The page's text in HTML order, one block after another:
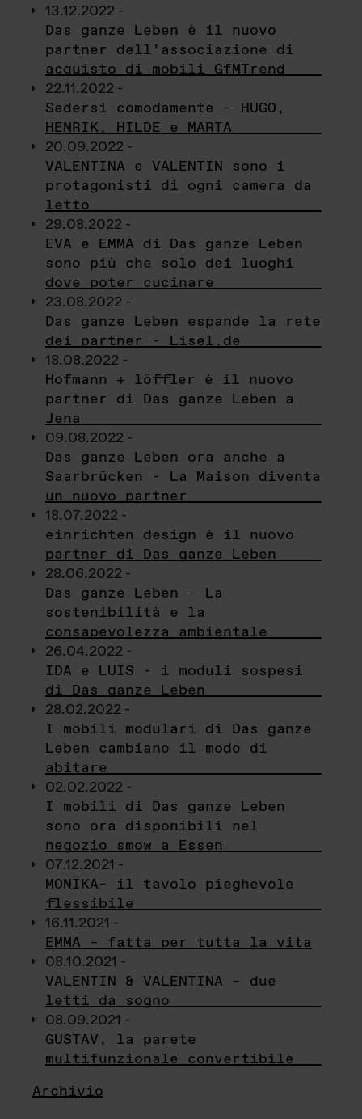
13.12.2022 -
Das ganze Leben è il nuovo
partner dell’associazione di
acquisto di mobili GfMTrend
22.11.2022 -
Sedersi comodamente – HUGO,
HENRIK, HILDE e MARTA
20.09.2022 -
VALENTINA e VALENTIN sono i
protagonisti di ogni camera da
letto
29.08.2022 -
EVA e EMMA di Das ganze Leben
sono più che solo dei luoghi
dove poter cucinare
23.08.2022 -
Das ganze Leben espande la rete
dei partner - Lisel.de
18.08.2022 -
Hofmann + löffler è il nuovo
partner di Das ganze Leben a
Jena
09.08.2022 -
Das ganze Leben ora anche a
Saarbrücken - La Maison diventa
un nuovo partner
18.07.2022 -
einrichten design è il nuovo
partner di Das ganze Leben
28.06.2022 -
Das ganze Leben - La
sostenibilità e la
consapevolezza ambientale
26.04.2022 -
IDA e LUIS - i moduli sospesi
di Das ganze Leben
28.02.2022 -
I mobili modulari di Das ganze
Leben cambiano il modo di
abitare
02.02.2022 -
I mobili di Das ganze Leben
sono ora disponibili nel
negozio smow a Essen
07.12.2021 -
MONIKA– il tavolo pieghevole
flessibile
16.11.2021 -
EMMA – fatta per tutta la vita
08.10.2021 -
VALENTIN & VALENTINA – due
letti da sogno
08.09.2021 -
GUSTAV, la parete
multifunzionale convertibile
Archivio